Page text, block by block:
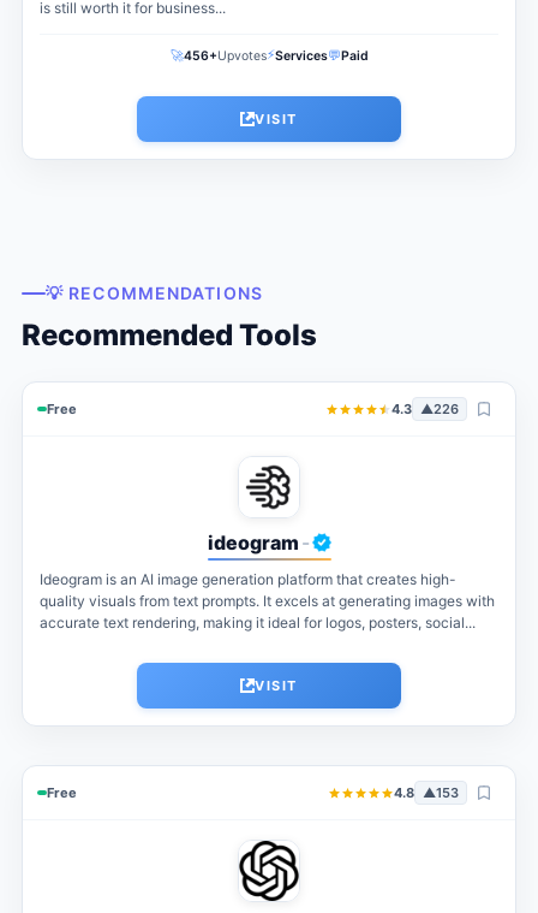
is still worth it for business...
🚀456+Upvotes⚡Services💬Paid
VISIT
💡 RECOMMENDATIONS
Recommended Tools
Free 4.3 ▲226
ideogram -
Ideogram is an AI image generation platform that creates high-
quality visuals from text prompts. It excels at generating images with
accurate text rendering, making it ideal for logos, posters, social...
VISIT
Free 4.8 ▲153